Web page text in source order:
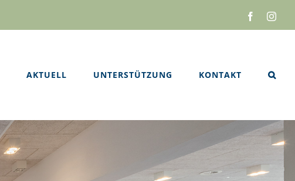
Facebook
AKTUELL UNTERSTÜTZUNG KONTAKT